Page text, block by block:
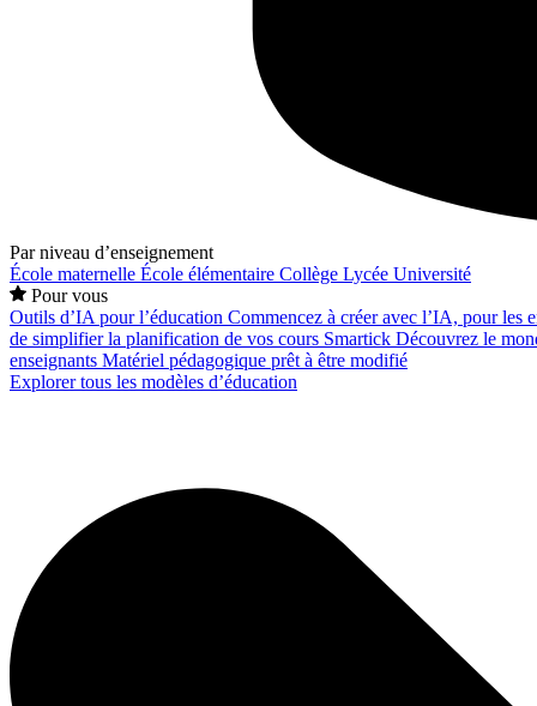
Par niveau d’enseignement
École maternelle École élémentaire Collège Lycée Université
Pour vous
Outils d’IA pour l’éducation Commencez à créer avec l’IA, pour les
de simplifier la planification de vos cours Smartick Découvrez le
enseignants Matériel pédagogique prêt à être modifié
Explorer tous les modèles d’éducation